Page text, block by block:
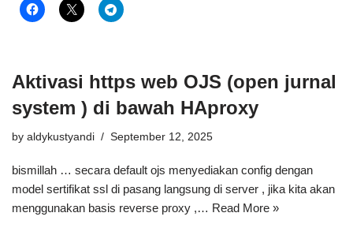
Aktivasi https web OJS (open jurnal
system ) di bawah HAproxy
by aldykustyandi September 12, 2025
bismillah … secara default ojs menyediakan config dengan
model sertifikat ssl di pasang langsung di server , jika kita akan
menggunakan basis reverse proxy ,… Read More »